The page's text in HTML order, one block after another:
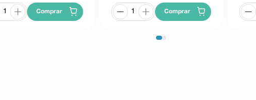
Comprar Comprar